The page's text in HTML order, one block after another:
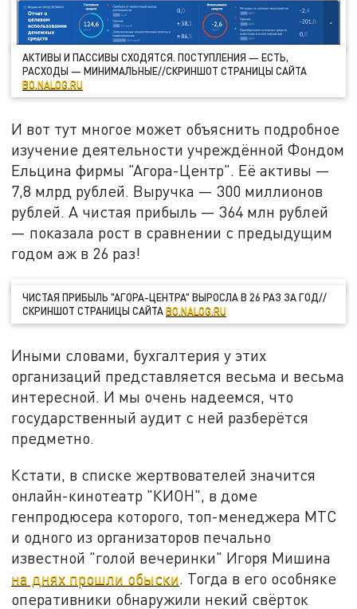
АКТИВЫ И ПАССИВЫ СХОДЯТСЯ. ПОСТУПЛЕНИЯ — ЕСТЬ,
РАСХОДЫ — МИНИМАЛЬНЫЕ//СКРИНШОТ СТРАНИЦЫ САЙТА
BO.NALOG.RU
И вот тут многое может объяснить подробное
изучение деятельности учреждённой Фондом
Ельцина фирмы "Агора-Центр". Её активы —
7,8 млрд рублей. Выручка — 300 миллионов
рублей. А чистая прибыль — 364 млн рублей
— показала рост в сравнении с предыдущим
годом аж в 26 раз!
ЧИСТАЯ ПРИБЫЛЬ "АГОРА-ЦЕНТРА" ВЫРОСЛА В 26 РАЗ ЗА ГОД//
СКРИНШОТ СТРАНИЦЫ САЙТАBO.NALOG.RU
Иными словами, бухгалтерия у этих
организаций представляется весьма и весьма
интересной. И мы очень надеемся, что
государственный аудит с ней разберётся
предметно.
Кстати, в списке жертвователей значится
онлайн-кинотеатр "КИОН", в доме
генпродюсера которого, топ-менеджера МТС
и одного из организаторов печально
известной "голой вечеринки" Игоря Мишина
на днях прошли обыски . Тогда в его особняке
оперативники обнаружили некий свёрток